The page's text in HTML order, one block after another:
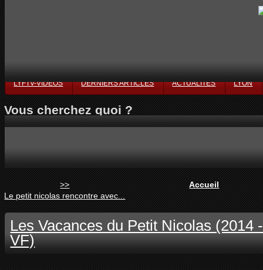
LYFTV-VIDÉOS DERNIERS ARTICLES ACTUALITÉS LYON
Vous cherchez quoi ?
>>
Le petit nicolas rencontre avec...
Accueil
Les Vacances du Petit Nicolas (2014
VF)